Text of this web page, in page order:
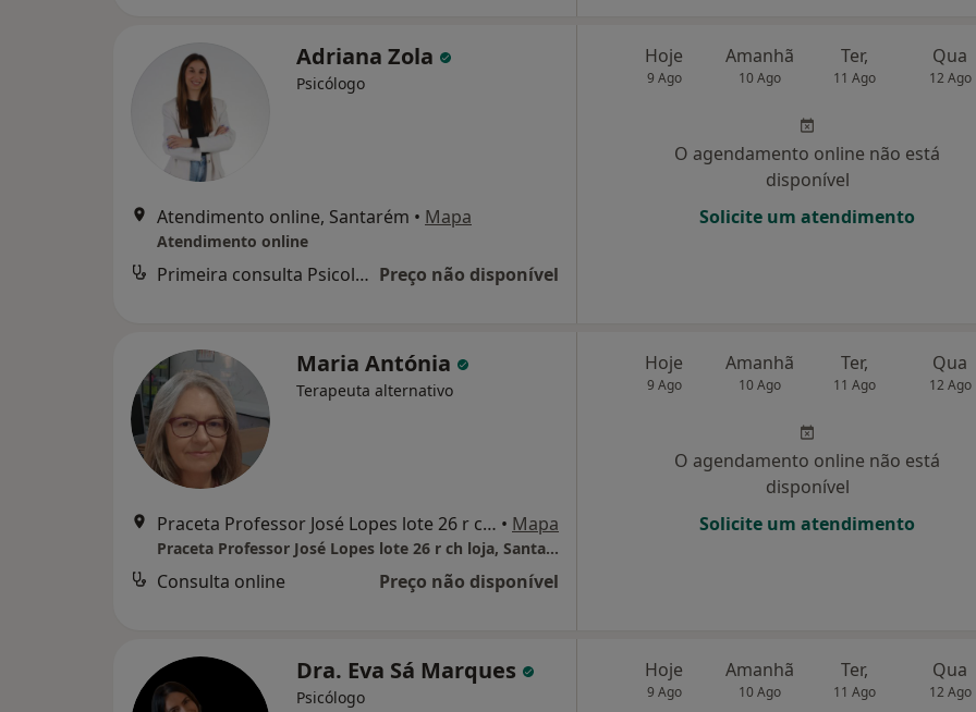
Adriana Zola
Psicólogo
Atendimento online, Santarém • Mapa
Atendimento online
Primeira consulta Psicologia Preço não disponível
Hoje
9 Ago
Amanhã
10 Ago
Ter,
11 Ago
Qua
12 Ago
O agendamento online não está
disponível
Solicite um atendimento
Maria Antónia
Terapeuta alternativo
Praceta Professor José Lopes lote 26 r ch loja, Santarém • Mapa
Praceta Professor José Lopes lote 26 r ch loja, Santarém, Portugal 2005-602
Consulta online Preço não disponível
Hoje
9 Ago
Amanhã
10 Ago
Ter,
11 Ago
Qua
12 Ago
O agendamento online não está
disponível
Solicite um atendimento
Dra. Eva Sá Marques
Psicólogo
Hoje
9 Ago
Amanhã
10 Ago
Ter,
11 Ago
Qua
12 Ago